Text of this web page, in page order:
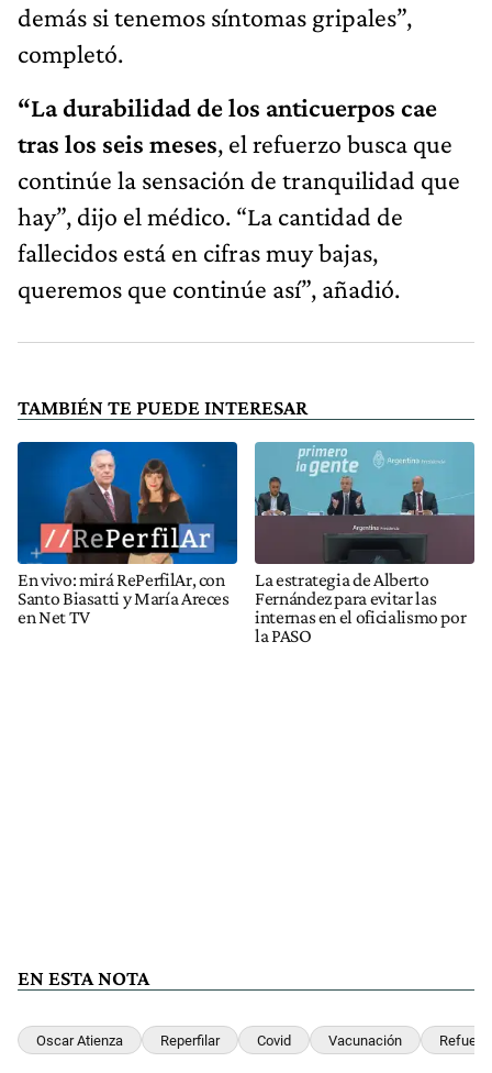
demás si tenemos síntomas gripales”,
completó.
“La durabilidad de los anticuerpos cae
tras los seis meses, el refuerzo busca que
continúe la sensación de tranquilidad que
hay”, dijo el médico. “La cantidad de
fallecidos está en cifras muy bajas,
queremos que continúe así”, añadió.
TAMBIÉN TE PUEDE INTERESAR
En vivo: mirá RePerfilAr, con
Santo Biasatti y María Areces
en Net TV
La estrategia de Alberto
Fernández para evitar las
internas en el oficialismo por
la PASO
EN ESTA NOTA
Oscar Atienza Reperfilar Covid Vacunación